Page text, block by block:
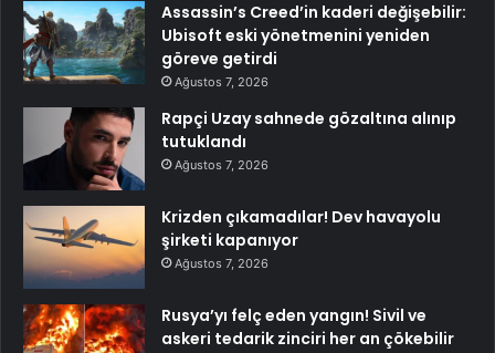
Assassin’s Creed’in kaderi değişebilir:
Ubisoft eski yönetmenini yeniden
göreve getirdi
Ağustos 7, 2026
Rapçi Uzay sahnede gözaltına alınıp
tutuklandı
Ağustos 7, 2026
Krizden çıkamadılar! Dev havayolu
şirketi kapanıyor
Ağustos 7, 2026
Rusya’yı felç eden yangın! Sivil ve
askeri tedarik zinciri her an çökebilir